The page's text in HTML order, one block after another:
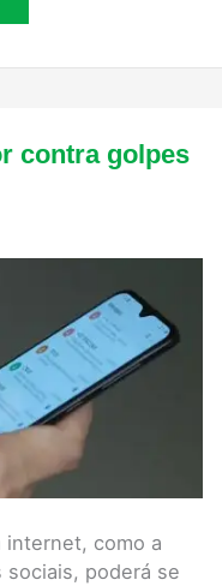
contra golpes
internet, como a
poderá se